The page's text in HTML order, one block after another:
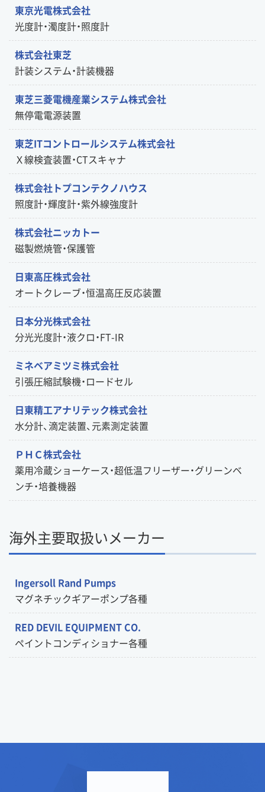
東京光電株式会社
光度計・濁度計・照度計
株式会社東芝
計装システム・計装機器
東芝三菱電機産業システム株式会社
無停電電源装置
東芝ITコントロールシステム株式会社
Ｘ線検査装置・CTスキャナ
株式会社トプコンテクノハウス
照度計・輝度計・紫外線強度計
株式会社ニッカトー
磁製燃焼管・保護管
日東高圧株式会社
オートクレーブ・恒温高圧反応装置
日本分光株式会社
分光光度計・液クロ・FT-IR
ミネベアミツミ株式会社
引張圧縮試験機・ロードセル
日東精工アナリテック株式会社
水分計、滴定装置、元素測定装置
ＰＨＣ株式会社
薬用冷蔵ショーケース・超低温フリーザー・グリーンベ
ンチ・培養機器
海外主要取扱いメーカー
Ingersoll Rand Pumps
マグネチックギアーポンプ各種
RED DEVIL EQUIPMENT CO.
ペイントコンディショナー各種